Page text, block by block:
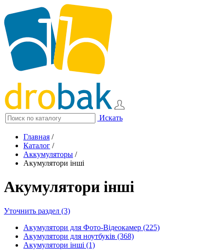
Искать
Главная /
Каталог /
Аккумуляторы /
Акумулятори інші
Акумулятори інші
Уточнить раздел (3)
Акумулятори для Фото-Відеокамер (225)
Акумулятори для ноутбуків (368)
Акумулятори інші (1)